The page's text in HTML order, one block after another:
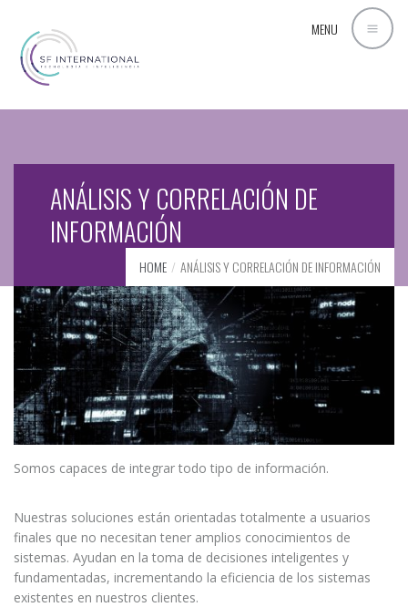
MENU
ANÁLISIS Y CORRELACIÓN DE
INFORMACIÓN
HOME ANÁLISIS Y CORRELACIÓN DE INFORMACIÓN
Somos capaces de integrar todo tipo de información.
Nuestras soluciones están orientadas totalmente a usuarios
finales que no necesitan tener amplios conocimientos de
sistemas. Ayudan en la toma de decisiones inteligentes y
fundamentadas, incrementando la eficiencia de los sistemas
existentes en nuestros clientes.